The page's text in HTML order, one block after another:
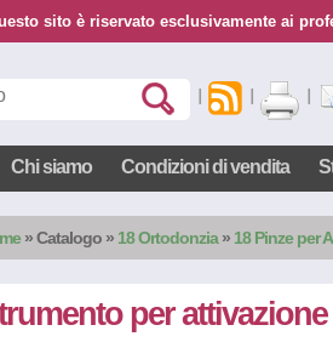
sito è riservato esclusivamente ai
Chi siamo Condizioni di vendita
»Catalogo » 18 Ortodonzia» 18 Pinze per
per